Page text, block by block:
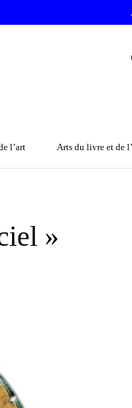
l’art Arts du livre et de
»